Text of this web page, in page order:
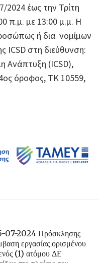
έως την Τρίτη
π.μ. με 13:00 μ.μ. Η
ή δια νομίμων
στη διεύθυνση:
Ανάπτυξη (ICSD),
όροφος, ΤΚ 10559,
07-2024 Πρόσκλησης
εργασίας ορισμένου
(1) ατόμου ΔΕ